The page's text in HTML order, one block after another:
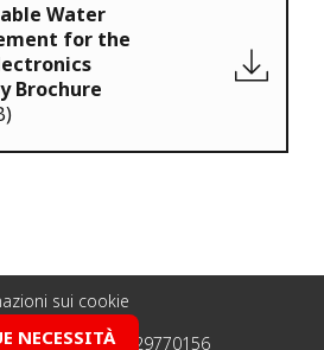
Water
for the
Brochure
sui cookie
P. Iva 03129770156
NECESSITÀ